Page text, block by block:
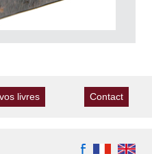
livres Contact